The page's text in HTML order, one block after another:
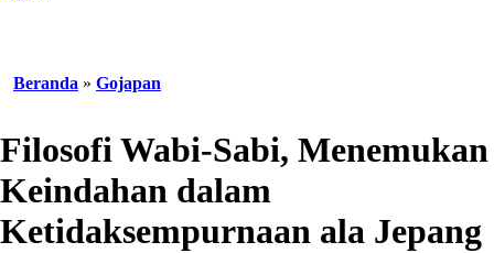
Beranda » Gojapan
Filosofi Wabi-Sabi, Menemukan
Keindahan dalam
Ketidaksempurnaan ala Jepang